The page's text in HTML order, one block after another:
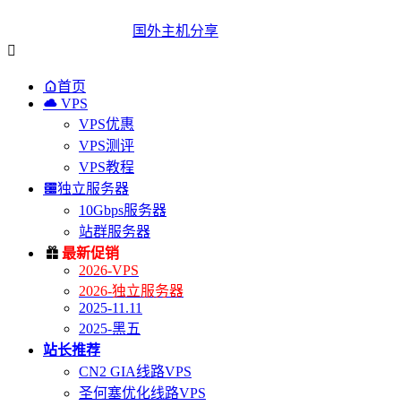
国外主机分享

首页
 VPS
VPS优惠
VPS测评
VPS教程
独立服务器
10Gbps服务器
站群服务器
 最新促销
2026-VPS
2026-独立服务器
2025-11.11
2025-黑五
站长推荐
CN2 GIA线路VPS
圣何塞优化线路VPS